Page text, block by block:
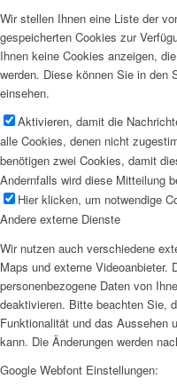
Wir stellen Ihnen eine Liste der
gespeicherten Cookies zur
Ihnen keine Cookies anzeigen,
werden. Diese können Sie in den
einsehen.
Aktivieren, damit die
alle Cookies, denen nicht
benötigen zwei Cookies, damit
Andernfalls wird diese Mitteilung
Hier klicken, um notwendige
Andere externe Dienste
Wir nutzen auch verschiedene
Maps und externe Videoanbieter.
personenbezogene Daten von
deaktivieren. Bitte beachten Sie,
Funktionalität und das Aussehen
kann. Die Änderungen werden
Google Webfont Einstellungen: